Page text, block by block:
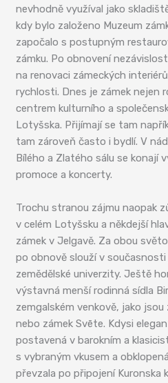
nevhodně využíval jako
kdy bylo založeno Muzeum
započalo s postupným
zámku. Po obnovení
na renovaci zámeckých
rychlosti. Dnes je zámek nejen
centrem kulturního a
Lotyšska. Přijímají se tam
tam zároveň často i bydlí. V
Bílého a Zlatého sálu se konají
promoce a koncerty.
Trochu stranou zájmu naopak
v celém Lotyšsku a někdejší
zámek v Jelgavě. Za obou
po obnově slouží v
zemědělské univerzity. Ještě
výstavná menší rodinná sídla
zemgalském venkově, jako
nebo zámek Svēte. Kdysi
postavená v barokním a
s vybraným vkusem a
převzala po připojení Kuronska